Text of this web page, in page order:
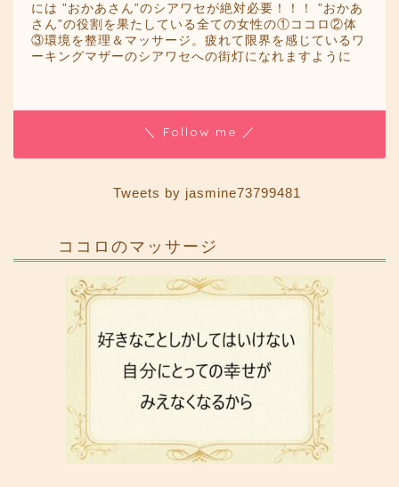
には ”おかあさん”のシアワセが絶対必要！！！ ”おかあ
さん”の役割を果たしている全ての女性の①ココロ②体
③環境を整理＆マッサージ。疲れて限界を感じているワ
ーキングマザーのシアワセへの街灯になれますように
＼ Follow me ／
Tweets by jasmine73799481
ココロのマッサージ